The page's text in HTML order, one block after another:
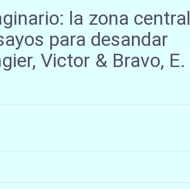
la zona central
para desandar
Victor & Bravo, E.